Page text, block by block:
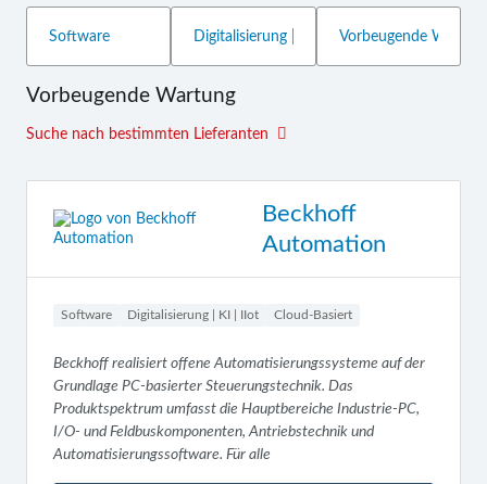
Vorbeugende Wartung
Suche nach bestimmten Lieferanten
Beckhoff
Automation
Software Digitalisierung | KI | IIot Cloud-Basiert
Beckhoff realisiert offene Automatisierungssysteme auf der
Grundlage PC-basierter Steuerungstechnik. Das
Produktspektrum umfasst die Hauptbereiche Industrie-PC,
I/O- und Feldbuskomponenten, Antriebstechnik und
Automatisierungssoftware. Für alle